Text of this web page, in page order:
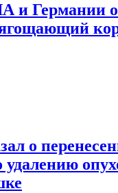
и Германии
о
удалению